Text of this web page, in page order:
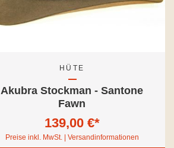
HÜTE
Akubra Stockman - Santone
Fawn
139,00 €*
Preise inkl. MwSt. | Versandinformationen